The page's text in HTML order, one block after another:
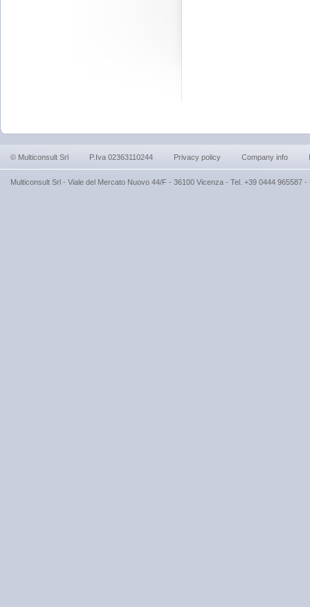
© Multiconsult Srl P.Iva 02363110244 Privacy policy Company info
Multiconsult Srl - Viale del Mercato Nuovo 44/F - 36100 Vicenza - Tel. +39 0444 965587